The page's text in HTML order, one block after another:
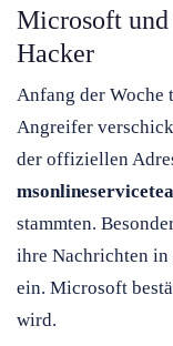
Microsoft
Hacker
Anfang der
Angreifer
der offiziellen
stammten.
ihre Nachrichten in
ein. Microsoft
wird.